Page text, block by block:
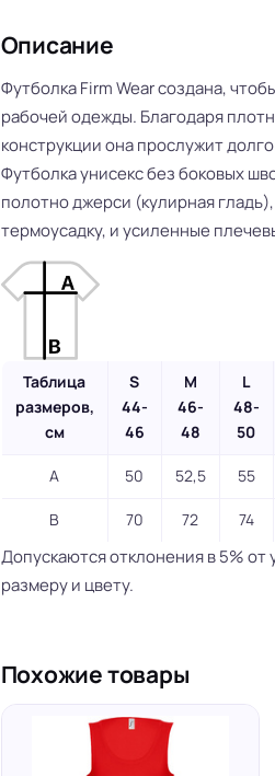
Описание
Футболка Firm Wear создана,
рабочей одежды. Благодаря
конструкции она прослужит
Футболка унисекс без боковых
полотно джерси (кулирная
термоусадку, и усиленные
Таблица
размеров,
см
S
44-
46
M
46-
48
L
48-
50
A 50 52,5 55
B 70 72 74
Допускаются отклонения в 5% от
размеру и цвету.
Похожие товары